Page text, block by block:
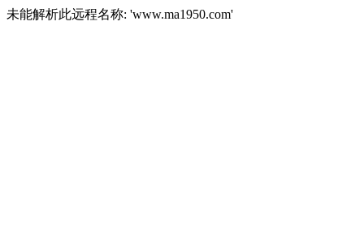
未能解析此远程名称: 'www.ma1950.com'